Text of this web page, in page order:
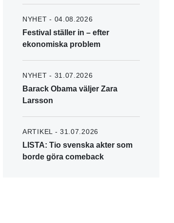
NYHET - 04.08.2026
Festival ställer in – efter
ekonomiska problem
NYHET - 31.07.2026
Barack Obama väljer Zara
Larsson
ARTIKEL - 31.07.2026
LISTA: Tio svenska akter som
borde göra comeback